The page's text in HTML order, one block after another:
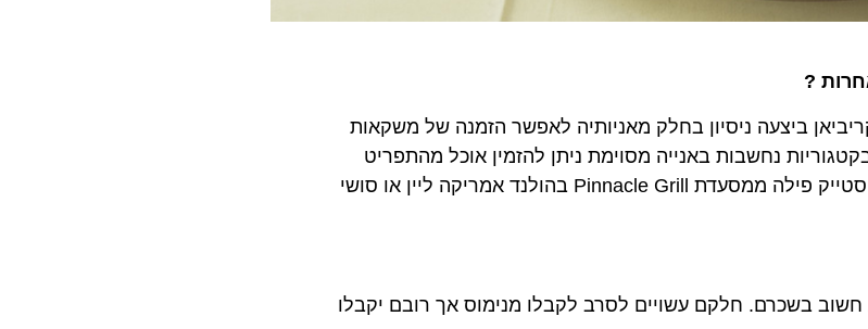
?
ביצעה ניסיון בחלק מאניותיה לאפשר הזמנה של משקאות
נחשבות באנייה מסוימת ניתן להזמין אוכל מהתפריט
המוצג בחדר האוכל המרכזי או במסעדות הנושא עבור תשלום, לדוגמא: סטייק פילה ממסעדת Pinnacle Grill בהולנד אמריקה ליין או סושי
בשכרם. חלקם עשויים לסרב לקבלו מנימוס אך רובם יקבלו